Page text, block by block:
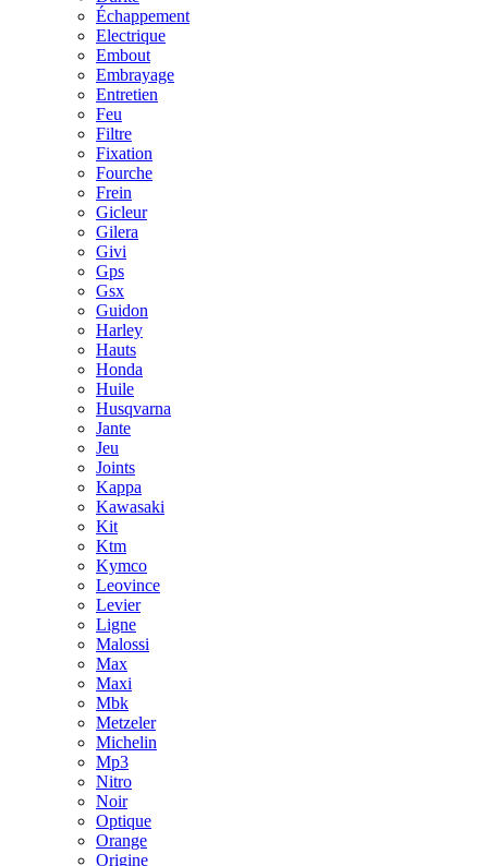
Échappement
Electrique
Embout
Embrayage
Entretien
Feu
Filtre
Fixation
Fourche
Frein
Gicleur
Gilera
Givi
Gps
Gsx
Guidon
Harley
Hauts
Honda
Huile
Husqvarna
Jante
Jeu
Joints
Kappa
Kawasaki
Kit
Ktm
Kymco
Leovince
Levier
Ligne
Malossi
Max
Maxi
Mbk
Metzeler
Michelin
Mp3
Nitro
Noir
Optique
Orange
Origine